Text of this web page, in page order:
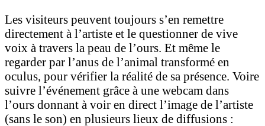
Les visiteurs peuvent toujours s’en remettre
directement à l’artiste et le questionner de vive
voix à travers la peau de l’ours. Et même le
regarder par l’anus de l’animal transformé en
oculus, pour vérifier la réalité de sa présence. Voire
suivre l’événement grâce à une webcam dans
l’ours donnant à voir en direct l’image de l’artiste
(sans le son) en plusieurs lieux de diffusions :